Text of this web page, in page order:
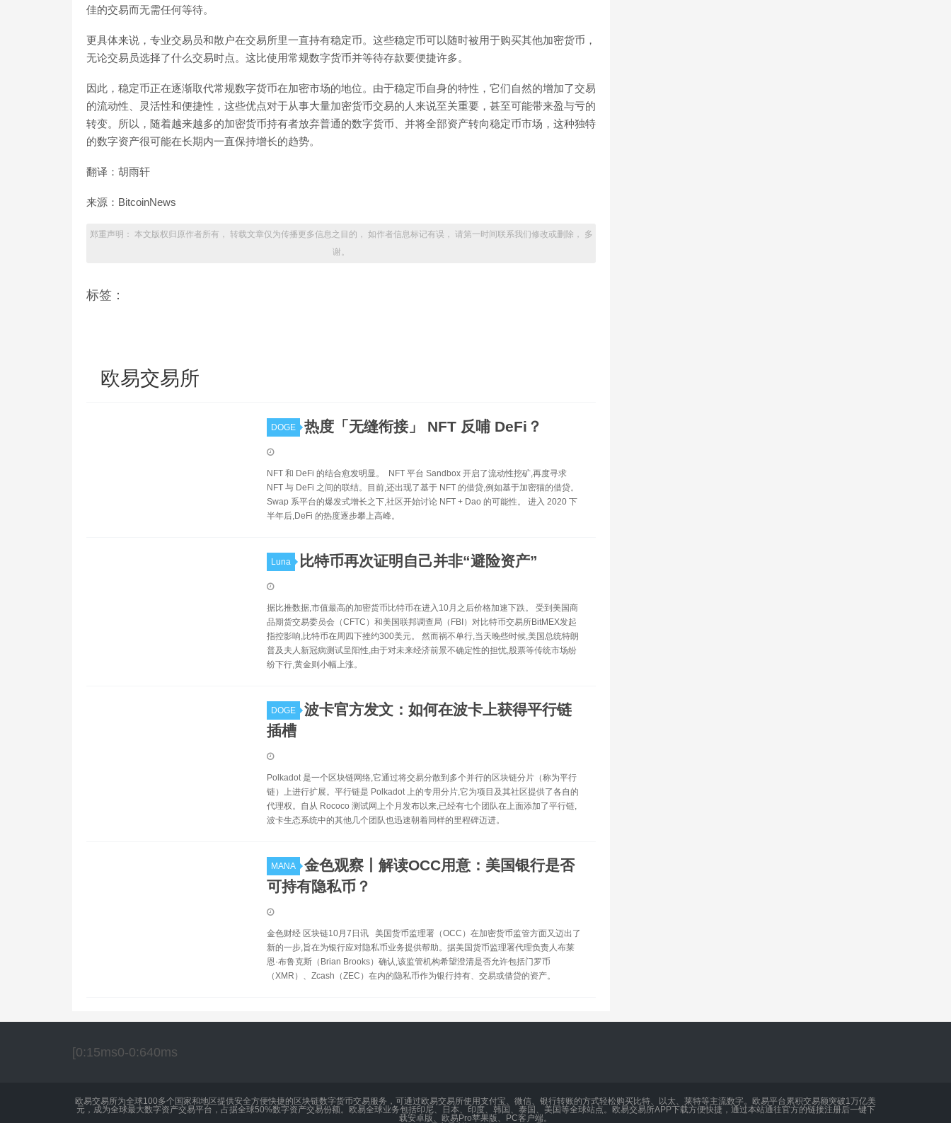
佳的交易而无需任何等待。
更具体来说，专业交易员和散户在交易所里一直持有稳定币。这些稳定币可以随时被用于购买其他加密货币，
无论交易员选择了什么交易时点。这比使用常规数字货币并等待存款要便捷许多。
因此，稳定币正在逐渐取代常规数字货币在加密市场的地位。由于稳定币自身的特性，它们自然的增加了交易
的流动性、灵活性和便捷性，这些优点对于从事大量加密货币交易的人来说至关重要，甚至可能带来盈与亏的
转变。所以，随着越来越多的加密货币持有者放弃普通的数字货币、并将全部资产转向稳定币市场，这种独特
的数字资产很可能在长期内一直保持增长的趋势。
翻译：胡雨轩
来源：BitcoinNews
郑重声明： 本文版权归原作者所有， 转载文章仅为传播更多信息之目的， 如作者信息标记有误， 请第一时间联系我们修改或删除， 多
谢。
标签：
欧易交易所
DOGE 热度「无缝衔接」 NFT 反哺 DeFi？
NFT 和 DeFi 的结合愈发明显。 NFT 平台 Sandbox 开启了流动性挖矿,再度寻求
NFT 与 DeFi 之间的联结。目前,还出现了基于 NFT 的借贷,例如基于加密猫的借贷。
Swap 系平台的爆发式增⻓之下,社区开始讨论 NFT + Dao 的可能性。 进入 2020 下
半年后,DeFi 的热度逐步攀上高峰。
Luna 比特币再次证明自己并非“避险资产”
据比推数据,市值最高的加密货币比特币在进入10月之后价格加速下跌。 受到美国商
品期货交易委员会（CFTC）和美国联邦调查局（FBI）对比特币交易所BitMEX发起
指控影响,比特币在周四下挫约300美元。 然而祸不单行,当天晚些时候,美国总统特朗
普及夫人新冠病测试呈阳性,由于对未来经济前景不确定性的担忧,股票等传统市场纷
纷下行,黄金则小幅上涨。
DOGE
波卡官方发文：如何在波卡上获得平行链
插槽
Polkadot 是一个区块链网络,它通过将交易分散到多个并行的区块链分片（称为平行
链）上进行扩展。平行链是 Polkadot 上的专用分片,它为项目及其社区提供了各自的
代理权。自从 Rococo 测试网上个月发布以来,已经有七个团队在上面添加了平行链,
波卡生态系统中的其他几个团队也迅速朝着同样的里程碑迈进。
MANA
金色观察丨解读OCC用意：美国银行是否
可持有隐私币？
金色财经 区块链10月7日讯 美国货币监理署（OCC）在加密货币监管方面又迈出了
新的一步,旨在为银行应对隐私币业务提供帮助。据美国货币监理署代理负责人布莱
恩·布鲁克斯（Brian Brooks）确认,该监管机构希望澄清是否允许包括门罗币
（XMR）、Zcash（ZEC）在内的隐私币作为银行持有、交易或借贷的资产。
[0:15ms0-0:640ms
欧易交易所为全球100多个国家和地区提供安全方便快捷的区块链数字货币交易服务，可通过欧易交易所使用支付宝、微信、银行转账的方式轻松购买比特、以太、莱特等主流数字。欧易平台累积交易额突破1万亿美
元，成为全球最大数字资产交易平台，占据全球50%数字资产交易份额。欧易全球业务包括印尼、日本、印度、韩国、泰国、美国等全球站点。欧易交易所APP下载方便快捷，通过本站通往官方的链接注册后一键下
载安卓版、欧易Pro苹果版、PC客户端。